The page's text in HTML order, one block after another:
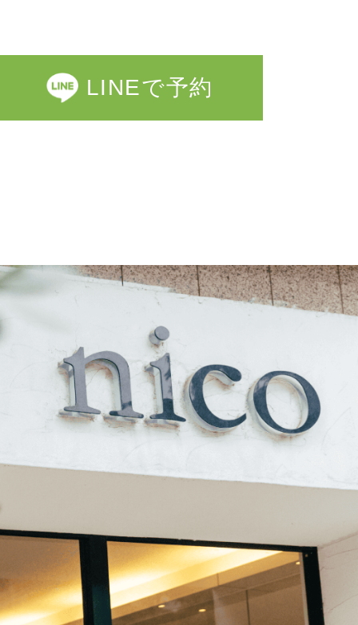
LINEで予約